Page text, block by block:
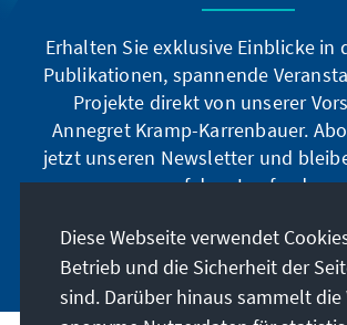
Erhalten Sie exklusive Einblicke in
Publikationen, spannende
Projekte direkt von unserer
Annegret Kramp-Karrenbauer.
jetzt unseren Newsletter und
auf dem Laufenden.
Jetzt abonnieren
Diese Webseite verwendet
Betrieb und die Sicherheit der
sind. Darüber hinaus sammelt die